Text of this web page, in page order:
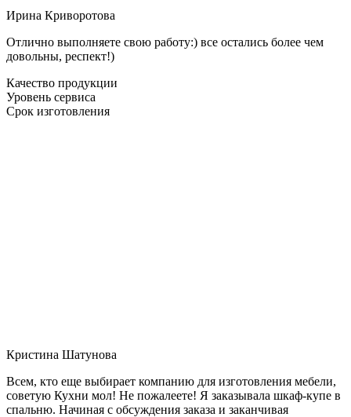
Ирина Криворотова
Отлично выполняете свою работу:) все остались более чем
довольны, респект!)
Качество продукции
Уровень сервиса
Срок изготовления
Кристина Шатунова
Всем, кто еще выбирает компанию для изготовления мебели,
советую Кухни мол! Не пожалеете! Я заказывала шкаф-купе в
спальню. Начиная с обсуждения заказа и заканчивая